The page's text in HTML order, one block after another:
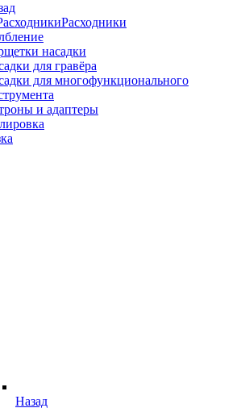
Расходники
насадки
для гравёра
для многофункционального
и адаптеры
Назад